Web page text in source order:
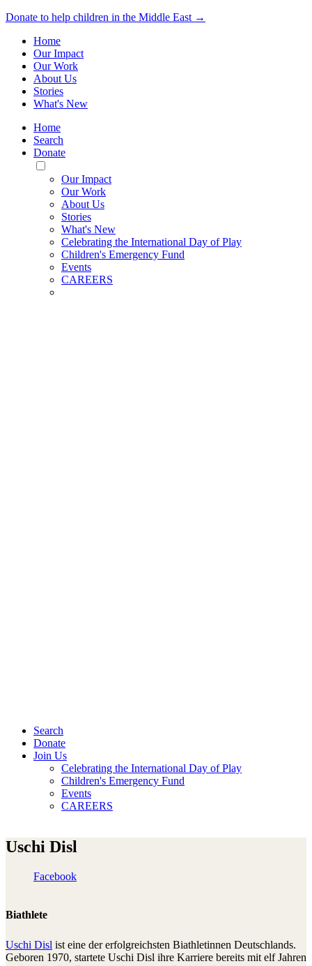
Donate to help children in the Middle East →
Home
Our Impact
Our Work
About Us
Stories
What's New
Home
Search
Donate
Toggle
Mobile
Menu
Our Impact
Our Work
About Us
Stories
What's New
Celebrating the International Day of Play
Children's Emergency Fund
Events
CAREERS
Search
Donate
Join Us
Celebrating the International Day of Play
Children's Emergency Fund
Events
CAREERS
Uschi Disl
Facebook
Biathlete
Uschi Disl ist eine der erfolgreichsten Biathletinnen Deutschlands.
Geboren 1970, startete Uschi Disl ihre Karriere bereits mit elf Jahren